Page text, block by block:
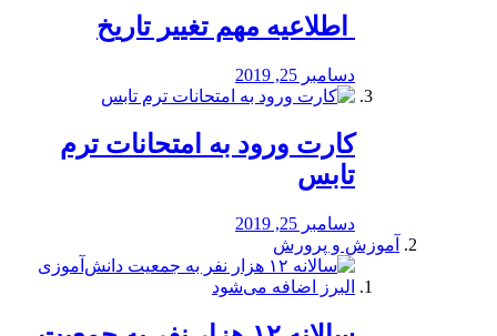
️ اطلاعیه مهم تغییر تاریخ
دسامبر 25, 2019
کارت ورود به امتحانات ترم
تابس
دسامبر 25, 2019
آموزش و پرورش